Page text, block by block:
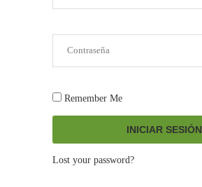
Remember Me
INICIAR SESIÓN
Lost your password?